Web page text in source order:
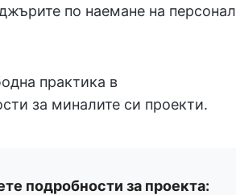
по наемане на персонал
практика в
за миналите си проекти.
подробности за проекта: